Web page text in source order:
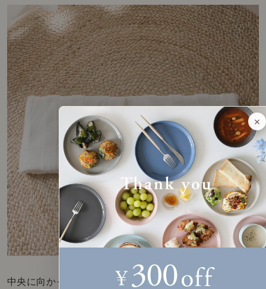
中央に向かって両端を折り、
×